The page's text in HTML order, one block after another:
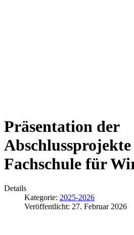
Präsentation der
Fachschule für
Details
Kategorie: 2025-2026
Veröffentlicht: 27. Februar 2026